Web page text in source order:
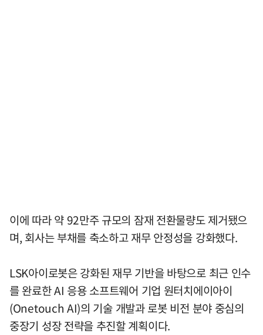
이에 따라 약 92만주 규모의 잠재 전환물량도 제거됐으
며, 회사는 부채를 축소하고 재무 안정성을 강화했다.
LSK아이로봇은 강화된 재무 기반을 바탕으로 최근 인수
를 완료한 AI 응용 소프트웨어 기업 원터치에이아이
(Onetouch AI)의 기술 개발과 로봇 비전 분야 중심의
중장기 성장 전략을 추진할 계획이다.